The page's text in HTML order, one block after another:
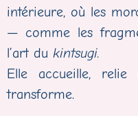
intérieure, où les
— comme les
l’art du kintsugi.
Elle accueille,
transforme.